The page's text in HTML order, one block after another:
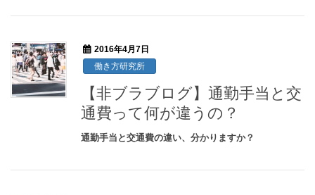
2016年4月7日
働き方研究所
【非ブラブログ】通勤手当と交
通費って何が違うの？
通勤手当と交通費の違い、分かりますか？